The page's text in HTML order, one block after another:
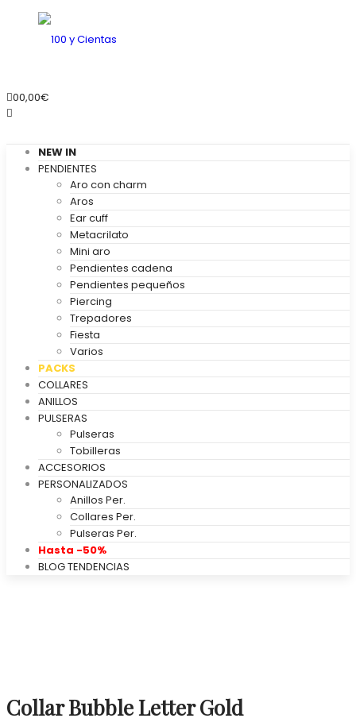
00,00€
NEW IN
PENDIENTES
Aro con charm
Aros
Ear cuff
Metacrilato
Mini aro
Pendientes cadena
Pendientes pequeños
Piercing
Trepadores
Fiesta
Varios
PACKS
COLLARES
ANILLOS
PULSERAS
Pulseras
Tobilleras
ACCESORIOS
PERSONALIZADOS
Anillos Per.
Collares Per.
Pulseras Per.
Hasta -50%
BLOG TENDENCIAS
Collar Bubble Letter Gold